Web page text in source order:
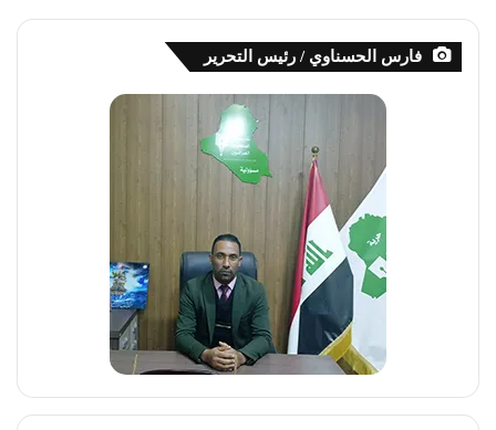
فارس الحسناوي / رئيس التحرير